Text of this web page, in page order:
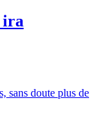
ira
sans doute plus de